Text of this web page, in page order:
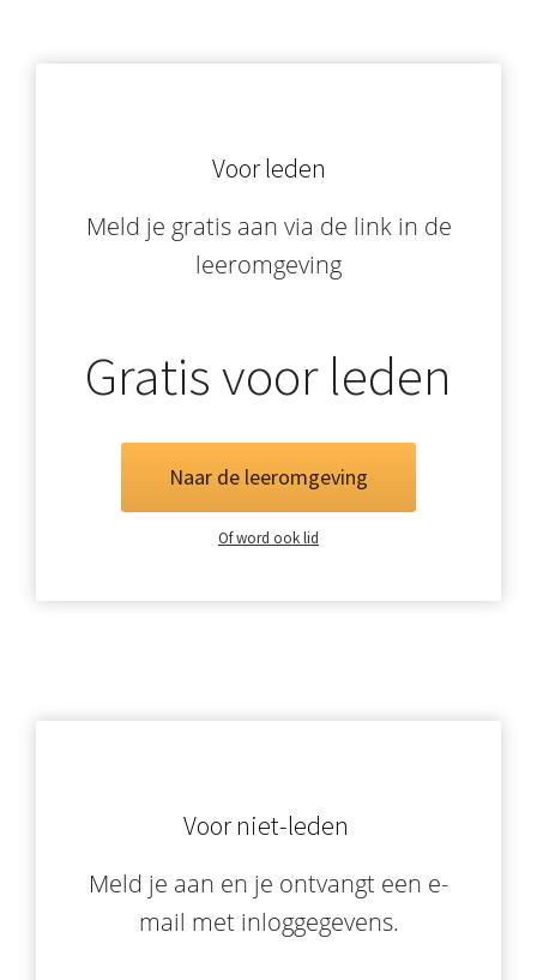
Voor leden
Meld je gratis aan via de link in de
leeromgeving
Gratis voor leden
Naar de leeromgeving
Of word ook lid
Voor niet-leden
Meld je aan en je ontvangt een e-
mail met inloggegevens.